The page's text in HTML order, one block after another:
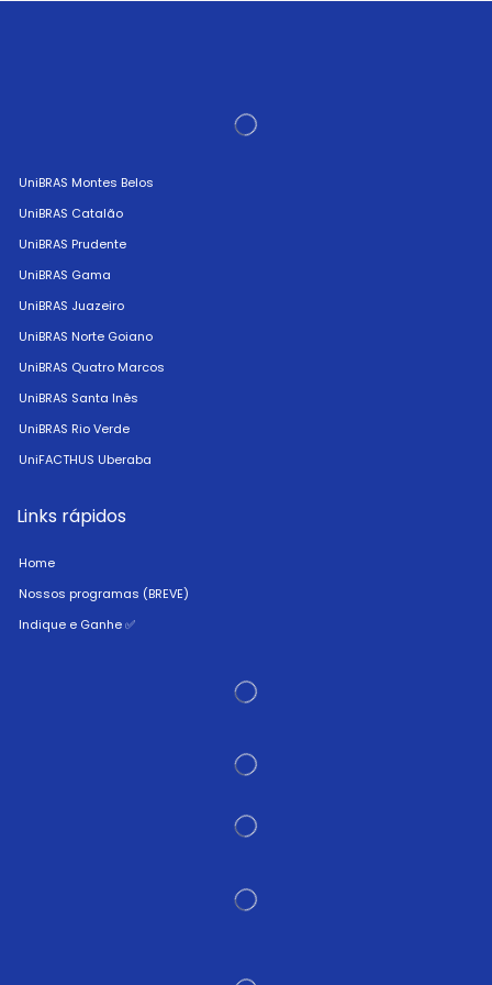
UniBRAS Montes Belos
UniBRAS Catalão
UniBRAS Prudente
UniBRAS Gama
UniBRAS Juazeiro
UniBRAS Norte Goiano
UniBRAS Quatro Marcos
UniBRAS Santa Inês
UniBRAS Rio Verde
UniFACTHUS Uberaba
Links rápidos
Home
Nossos programas (BREVE)
Indique e Ganhe ✅